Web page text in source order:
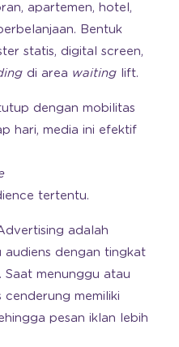
apartemen, hotel,
Bentuk
statis, digital screen,
di area waiting lift.
dengan mobilitas
hari, media ini efektif
tertentu.
adalah
audiens dengan tingkat
menunggu atau
memiliki
pesan iklan lebih